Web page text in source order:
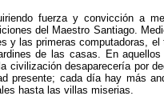
fuerza y convicción a
del Maestro Santiago.
y las primeras computadoras,
de las casas. En
civilización desaparecería por
presente; cada día hay más
hasta las villas miserias.